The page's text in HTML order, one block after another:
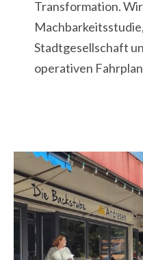
Transformation.
Stadtgesellschaft
operativen